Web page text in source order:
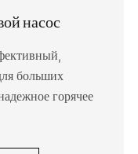
насос
больших
горячее